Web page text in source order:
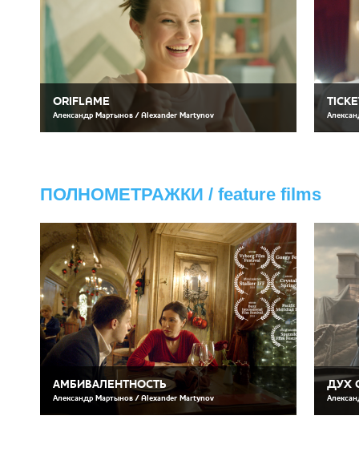
ORIFLAME
Александр Мартынов / Alexander Martynov
ПОЛНОМЕТРАЖКИ / feature films
АМБИВАЛЕНТНОСТЬ
Александр Мартынов / Alexander Martynov
ДУХ